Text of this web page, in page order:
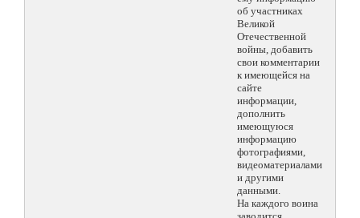
об участниках
Великой
Отечественной
войны, добавить
свои комментарии
к имеющейся на
сайте
информации,
дополнить
имеющуюся
информацию
фотографиями,
видеоматериалами
и другими
данными.
На каждого воина